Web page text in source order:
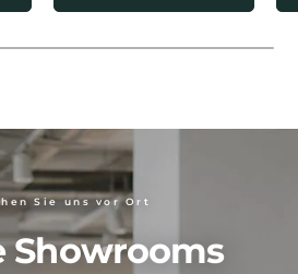
Sie uns vor Ort
Showrooms